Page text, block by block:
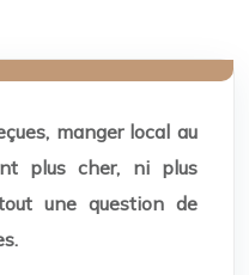
manger local au
plus cher, ni plus
une question de